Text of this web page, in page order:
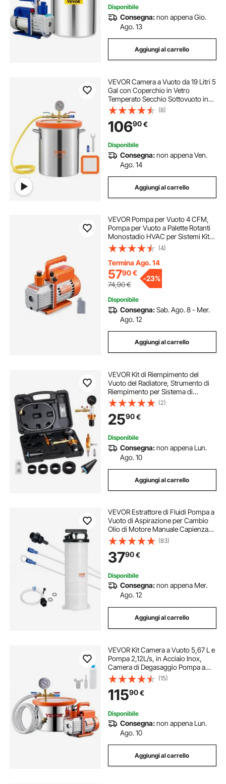
Disponibile
Consegna:non appena Gio.
Ago. 13
Aggiungi al carrello
VEVOR Camera a Vuoto da 19 Litri 5
Gal con Coperchio in Vetro
Temperato Secchio Sottovuoto in
Acciaio Inox 304 Camera di
Degasaggio Contenitore Vuoto per
Degasazione Stabile di Legno
Resina Siliconica
(8)
10690€
Disponibile
Consegna:non appena Ven.
Ago. 14
Aggiungi al carrello
VEVOR Pompa per Vuoto 4 CFM,
Pompa per Vuoto a Palette Rotanti
Monostadio HVAC per Sistemi Kit
Pompa per Vuoto AC per Auto con
Contenitore per Olio per
Manutenzione Aria Condizionata da
Veicoli
(4)
Termina Ago. 14
5790€
74,90€
-23%
Disponibile
Consegna:Sab. Ago. 8 - Mer.
Ago. 12
Aggiungi al carrello
VEVOR Kit di Riempimento del
Vuoto del Radiatore, Strumento di
Riempimento per Sistema di
Raffreddamento per Autoveicoli con
Manometro, Cassetta degli Attrezzi
Auto, Furgoni, SUV, Camion
(2)
2590€
Disponibile
Consegna:non appena Lun.
Ago. 10
Aggiungi al carrello
VEVOR Estrattore di Fluidi Pompa a
Vuoto di Aspirazione per Cambio
Olio di Motore Manuale Capienza
max. 6,5L, Estrattore per Cambio
Olio Pompa a Vuoto Kit
Evacuazione a Vuoto Aspiraliquidi
per Auto
(83)
3790€
Disponibile
Consegna:non appena Mer.
Ago. 12
Aggiungi al carrello
VEVOR Kit Camera a Vuoto 5,67 L e
Pompa 2,12L/s, in Acciaio Inox,
Camera di Degasaggio Pompa a
Vuoto Monostadio, con Coperchio,
Olio, Tubo Flessibile, per
Degasaggio Resina Epossidica
Siliconica
(15)
11590€
Disponibile
Consegna:non appena Lun.
Ago. 10
Aggiungi al carrello